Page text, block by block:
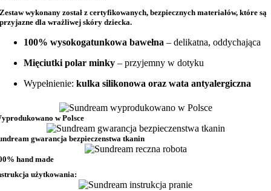
Zestaw wykonany został zcertyfikowanych, bezpiecznych materiałów, które są
przyjazne dla wrażliwej skóry dziecka.
100% wysokogatunkowa bawełna – delikatna, oddychająca
Mięciutki polar minky – przyjemny w dotyku
Wypełnienie:kulka silikonowa oraz wata antyalergiczna
w Polsce
gwarancja bezpieczenstwa tkanin
hand made
użytkowania: